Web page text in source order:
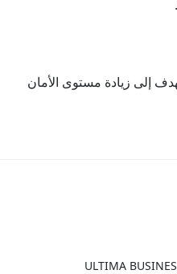
إلى زيادة مستوى الأمان
ULTIMA